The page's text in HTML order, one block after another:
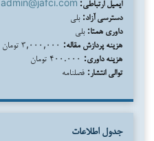
ایمیل ارتباطی: admin@jafci.com
دسترسی آزاد: بلی
داوری همتا: بلی
هزینه پردازش مقاله:
هزینه داوری:
توالی انتشار: فصلنامه
جدول اطلاعات